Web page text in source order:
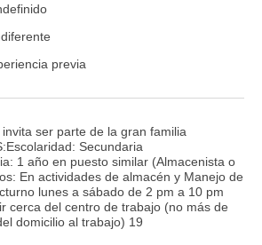
previa
invita ser parte de la gran familia
Secundaria
1 año en puesto similar (Almacenista o
En actividades de almacén y Manejo de
lunes a sábado de 2 pm a 10 pm
cerca del centro de trabajo (no más de
domicilio al trabajo) 19